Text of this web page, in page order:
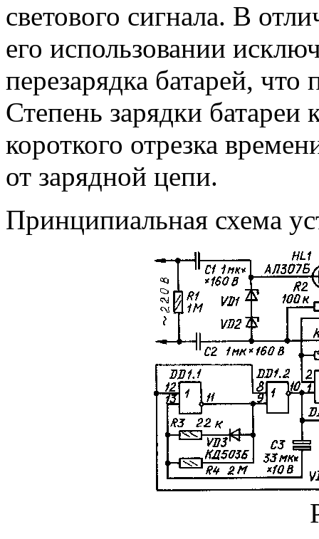
светового сигнала. В
его использовании
перезарядка батарей,
Степень зарядки батареи
короткого отрезка
от зарядной цепи.
Принципиальная схема